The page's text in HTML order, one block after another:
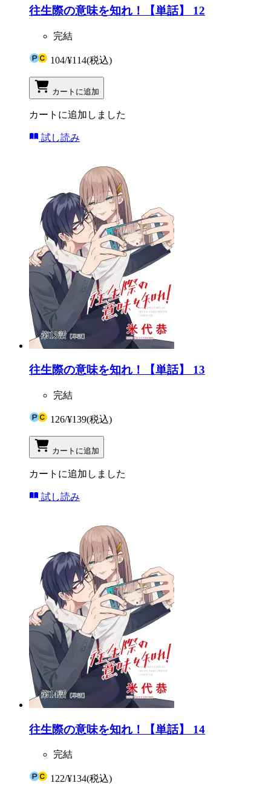
往生際の意味を知れ！【単話】 12
完結
104/¥114(税込)
カートに追加
カートに追加しました
試し読み
往生際の意味を知れ！【単話】 13
完結
126/¥139(税込)
カートに追加
カートに追加しました
試し読み
往生際の意味を知れ！【単話】 14
完結
122/¥134(税込)